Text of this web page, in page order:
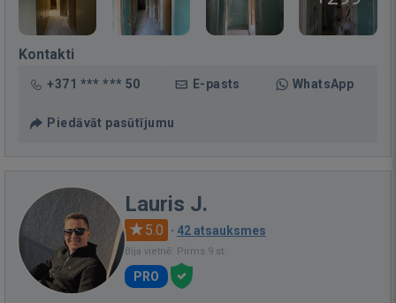
Kontakti
+371 *** *** 50 E-pasts WhatsApp
Piedāvāt pasūtījumu
Lauris J.
5.0 · 42 atsauksmes
Bija vietnē: Pirms 9 st.
PRO